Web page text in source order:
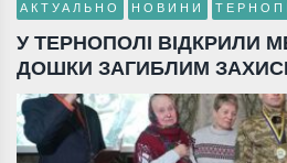
АКТУАЛЬНО НОВИНИ
У ТЕРНОПОЛІ ВІДКРИЛИ
ДОШКИ ЗАГИБЛИМ